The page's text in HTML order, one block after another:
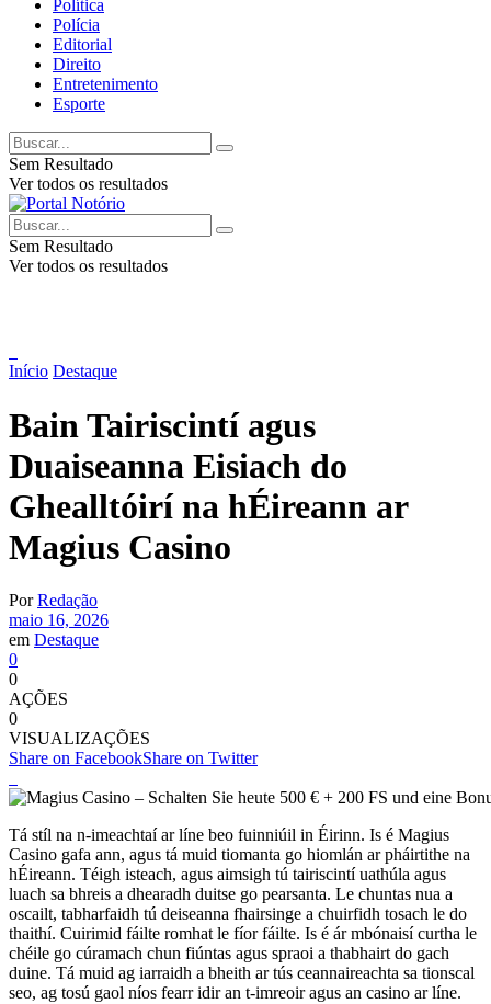
Política
Polícia
Editorial
Direito
Entretenimento
Esporte
Sem Resultado
Ver todos os resultados
Sem Resultado
Ver todos os resultados
Início Destaque
Bain Tairiscintí agus
Duaiseanna Eisiach do
Ghealltóirí na hÉireann ar
Magius Casino
Por Redação
maio 16, 2026
em Destaque
0
0
AÇÕES
0
VISUALIZAÇÕES
Share on FacebookShare on Twitter
Tá stíl na n-imeachtaí ar líne beo fuinniúil in Éirinn. Is é Magius
Casino gafa ann, agus tá muid tiomanta go hiomlán ar pháirtithe na
hÉireann. Téigh isteach, agus aimsigh tú tairiscintí uathúla agus
luach sa bhreis a dhearadh duitse go pearsanta. Le chuntas nua a
oscailt, tabharfaidh tú deiseanna fhairsinge a chuirfidh tosach le do
thaithí. Cuirimid fáilte romhat le fíor fáilte. Is é ár mbónaisí curtha le
chéile go cúramach chun fiúntas agus spraoi a thabhairt do gach
duine. Tá muid ag iarraidh a bheith ar tús ceannaireachta sa tionscal
seo, ag tosú gaol níos fearr idir an t-imreoir agus an casino ar líne.